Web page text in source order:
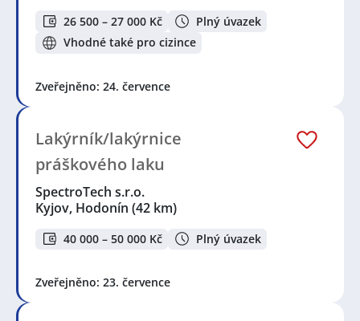
26 500 – 27 000 Kč
Plný úvazek
Vhodné také pro cizince
Zveřejněno: 24. července
Lakýrník/lakýrnice
práškového laku
SpectroTech s.r.o.
Kyjov, Hodonín (42 km)
40 000 – 50 000 Kč Plný úvazek
Zveřejněno: 23. července